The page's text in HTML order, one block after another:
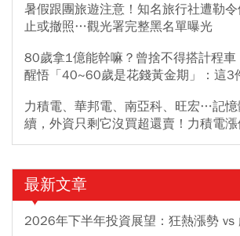
暑假跟團旅遊注意！知名旅行社遭勒
止或撤照…觀光署完整黑名單曝光
80歲拿1億能幹嘛？曾捨不得搭計程車
醒悟「40~60歲是花錢黃金期」：這3
力積電、華邦電、南亞科、旺宏…記
續，外資只剩它沒買超還賣！力積電
最新文章
2026年下半年投資展望：狂熱漲勢 vs